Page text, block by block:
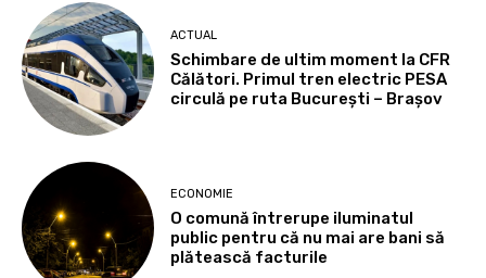
ACTUAL
Schimbare de ultim moment la CFR
Călători. Primul tren electric PESA
circulă pe ruta București – Brașov
ECONOMIE
O comună întrerupe iluminatul
public pentru că nu mai are bani să
plătească facturile